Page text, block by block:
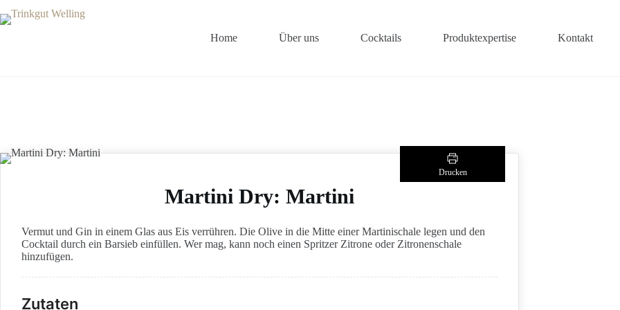
Inhalt
Home Über uns Cocktails Produktexpertise Kontakt
Drucken
Martini Dry: Martini
Vermut und Gin in einem Glas aus Eis verrühren. Die Olive in die Mitte einer Martinischale legen und den
Cocktail durch ein Barsieb einfüllen. Wer mag, kann noch einen Spritzer Zitrone oder Zitronenschale
hinzufügen.
Zutaten